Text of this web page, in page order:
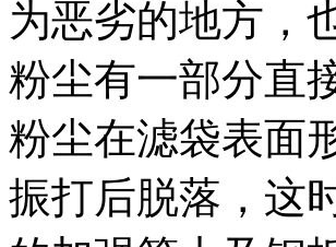
为恶劣的地方，
粉尘有一部分直
粉尘在滤袋表面
振打后脱落，这